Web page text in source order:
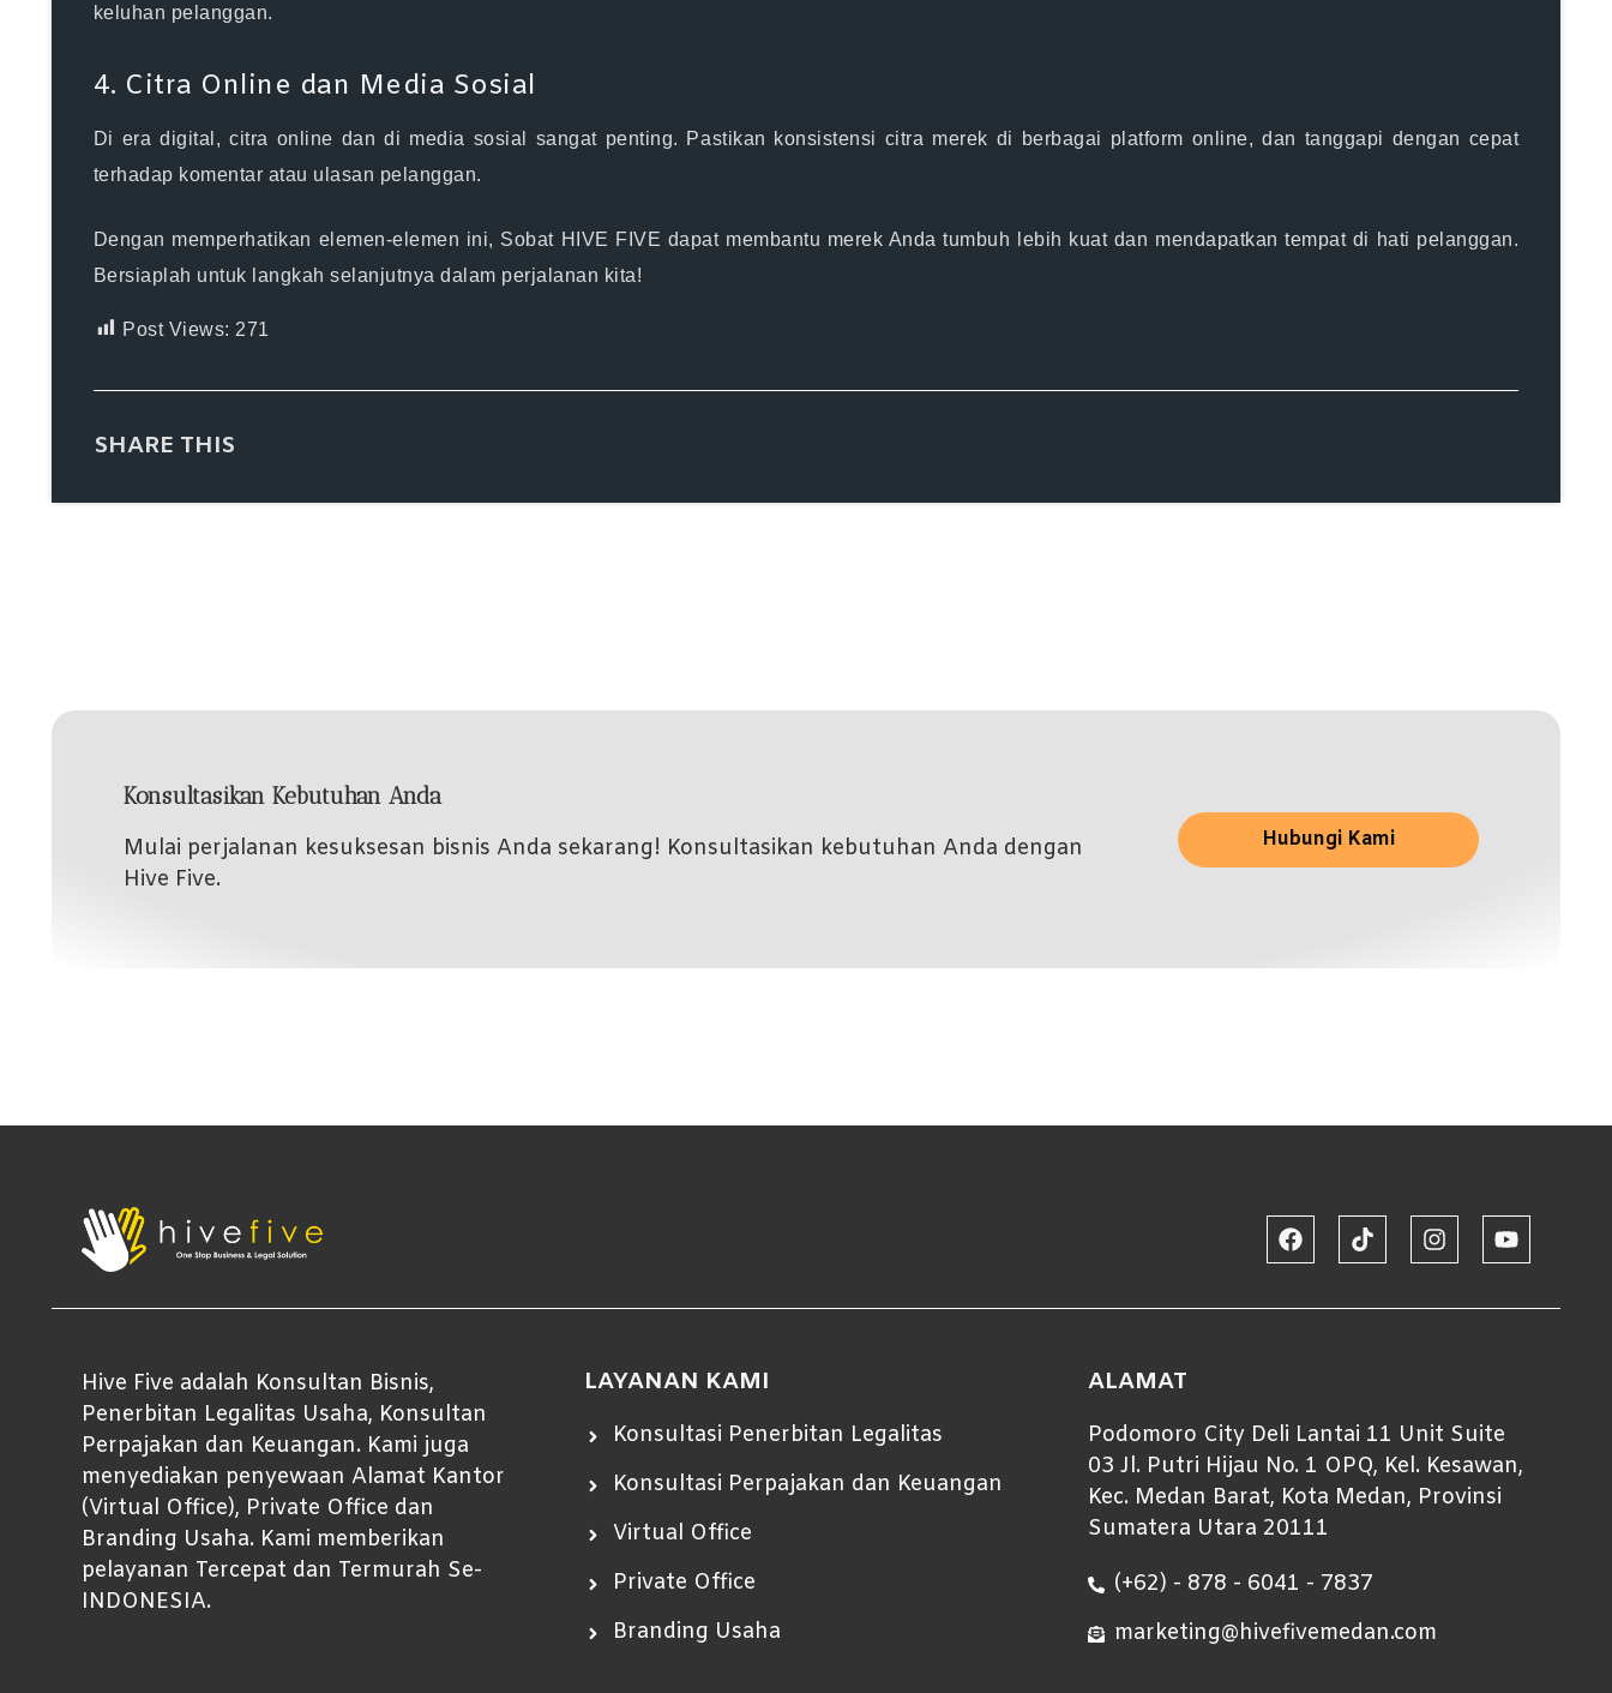
keluhan pelanggan.
4. Citra Online dan Media Sosial
Di era digital, citra online dan di media sosial sangat penting. Pastikan konsistensi citra merek di berbagai platform online, dan tanggapi dengan cepat
terhadap komentar atau ulasan pelanggan.
Dengan memperhatikan elemen-elemen ini, Sobat HIVE FIVE dapat membantu merek Anda tumbuh lebih kuat dan mendapatkan tempat di hati pelanggan.
Bersiaplah untuk langkah selanjutnya dalam perjalanan kita!
Post Views: 271
SHARE THIS
Konsultasikan Kebutuhan Anda
Mulai perjalanan kesuksesan bisnis Anda sekarang! Konsultasikan kebutuhan Anda dengan
Hive Five.
Hubungi Kami
Hive Five adalah Konsultan Bisnis,
Penerbitan Legalitas Usaha, Konsultan
Perpajakan dan Keuangan. Kami juga
menyediakan penyewaan Alamat Kantor
(Virtual Office), Private Office dan
Branding Usaha. Kami memberikan
pelayanan Tercepat dan Termurah Se-
INDONESIA.
LAYANAN KAMI
Konsultasi Penerbitan Legalitas
Konsultasi Perpajakan dan Keuangan
Virtual Office
Private Office
Branding Usaha
ALAMAT
Podomoro City Deli Lantai 11 Unit Suite
03 Jl. Putri Hijau No. 1 OPQ, Kel. Kesawan,
Kec. Medan Barat, Kota Medan, Provinsi
Sumatera Utara 20111
(+62) - 878 - 6041 - 7837
marketing@hivefivemedan.com